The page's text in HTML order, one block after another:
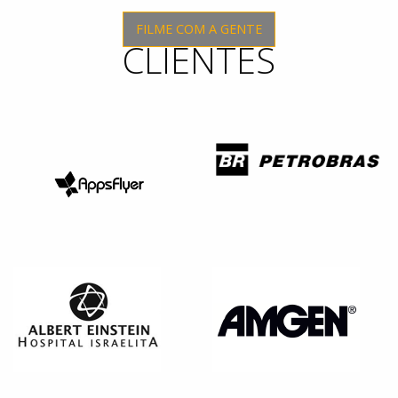
FILME COM A GENTE
CLIENTES